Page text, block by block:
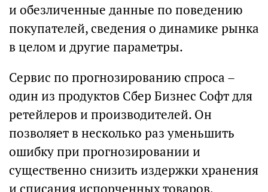
и обезличенные данные по поведению
покупателей, сведения о динамике рынка
в целом и другие параметры.
Сервис по прогнозированию спроса –
один из продуктов Сбер Бизнес Софт для
ретейлеров и производителей. Он
позволяет в несколько раз уменьшить
ошибку при прогнозировании и
существенно снизить издержки хранения
и списания испорченных товаров,